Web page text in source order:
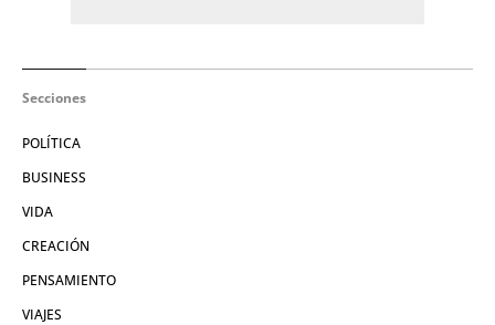
Secciones
POLÍTICA
BUSINESS
VIDA
CREACIÓN
PENSAMIENTO
VIAJES